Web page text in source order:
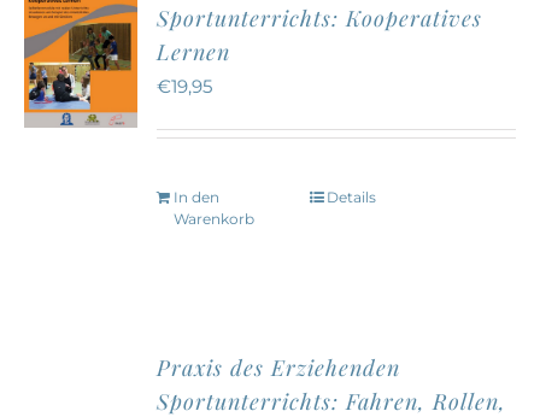
Sportunterrichts: Kooperatives
Lernen
€19,95
In den
Warenkorb
Details
Praxis des Erziehenden
Sportunterrichts: Fahren, Rollen,